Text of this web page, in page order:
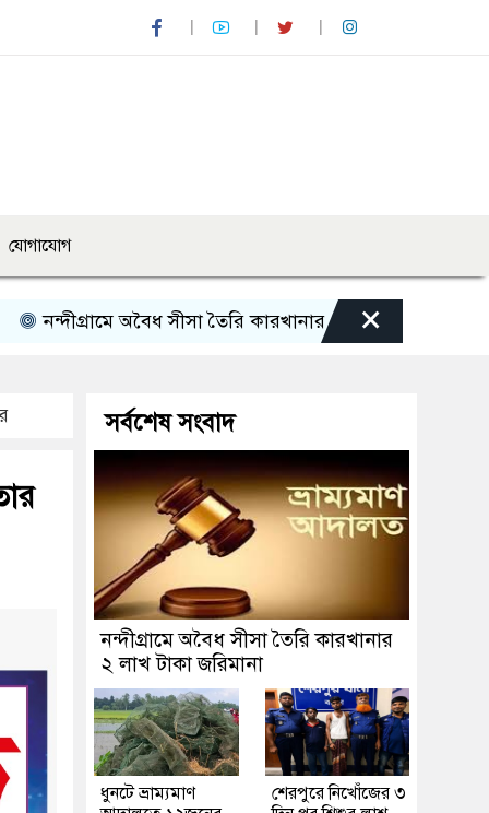
যোগাযোগ
অবৈধ সীসা তৈরি কারখানার ২ লাখ টাকা জরিমানা
×
সর্বশেষ সংবাদ
নন্দীগ্রামে অবৈধ সীসা তৈরি কারখানার
২ লাখ টাকা জরিমানা
ধুনটে ভ্রাম্যমাণ
শেরপুরে নিখোঁজের ৩